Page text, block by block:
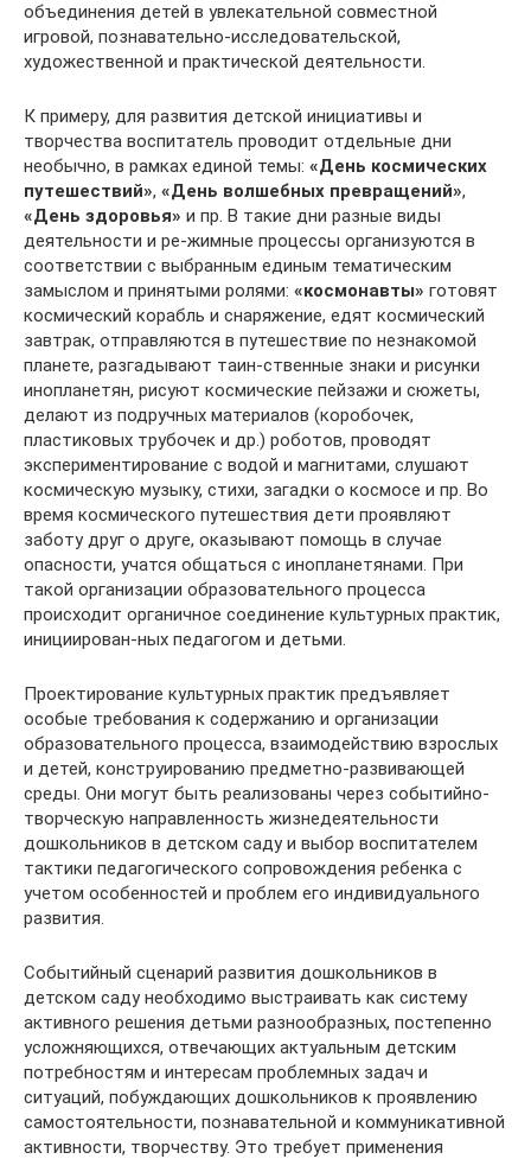
объединения детей в увлекательной совместной
игровой, познавательно-исследовательской,
художественной и практической деятельности.
К примеру, для развития детской инициативы и
творчества воспитатель проводит отдельные дни
необычно, в рамках единой темы: «День космических
путешествий», «День волшебных превращений»,
«День здоровья» и пр. В такие дни разные виды
деятельности и ре-жимные процессы организуются в
соответствии с выбранным единым тематическим
замыслом и принятыми ролями: «космонавты» готовят
космический корабль и снаряжение, едят космический
завтрак, отправляются в путешествие по незнакомой
планете, разгадывают таин-ственные знаки и рисунки
инопланетян, рисуют космические пейзажи и сюжеты,
делают из подручных материалов (коробочек,
пластиковых трубочек и др.) роботов, проводят
экспериментирование с водой и магнитами, слушают
космическую музыку, стихи, загадки о космосе и пр. Во
время космического путешествия дети проявляют
заботу друг о друге, оказывают помощь в случае
опасности, учатся общаться с инопланетянами. При
такой организации образовательного процесса
происходит органичное соединение культурных практик,
инициирован-ных педагогом и детьми.
Проектирование культурных практик предъявляет
особые требования к содержанию и организации
образовательного процесса, взаимодействию взрослых
и детей, конструированию предметно-развивающей
среды. Они могут быть реализованы через событийно-
творческую направленность жизнедеятельности
дошкольников в детском саду и выбор воспитателем
тактики педагогического сопровождения ребенка с
учетом особенностей и проблем его индивидуального
развития.
Событийный сценарий развития дошкольников в
детском саду необходимо выстраивать как систему
активного решения детьми разнообразных, постепенно
усложняющихся, отвечающих актуальным детским
потребностям и интересам проблемных задач и
ситуаций, побуждающих дошкольников к проявлению
самостоятельности, познавательной и коммуникативной
активности, творчеству. Это требует применения